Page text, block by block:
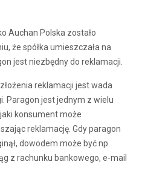
Auchan Polska zostało
że spółka umieszczała na
jest niezbędny do reklamacji.
reklamacji jest wada
Paragon jest jednym z wielu
konsument może
reklamację. Gdy paragon
dowodem może być np.
z rachunku bankowego, e-mail